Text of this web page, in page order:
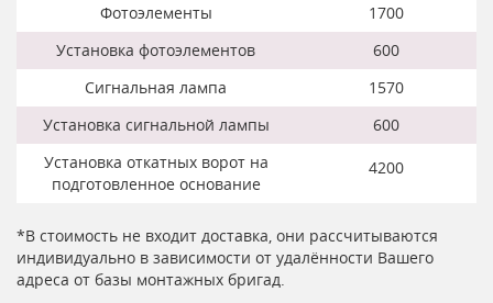
Фотоэлементы
1700
Установка фотоэлементов
600
Сигнальная лампа
1570
Установка сигнальной лампы
600
Установка откатных ворот на
подготовленное основание
4200
*В стоимость не входит доставка, они рассчитываются
индивидуально в зависимости от удалённости Вашего
адреса от базы монтажных бригад.